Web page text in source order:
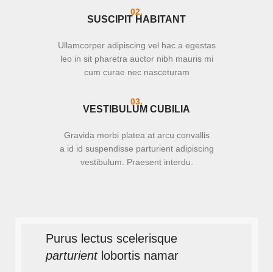
02.
SUSCIPIT HABITANT
Ullamcorper adipiscing vel hac a egestas
leo in sit pharetra auctor nibh mauris mi
cum curae nec nasceturam
03.
VESTIBULUM CUBILIA
Gravida morbi platea at arcu convallis
a id id suspendisse parturient adipiscing
vestibulum. Praesent interdu.
Purus lectus scelerisque
parturientlobortis namar